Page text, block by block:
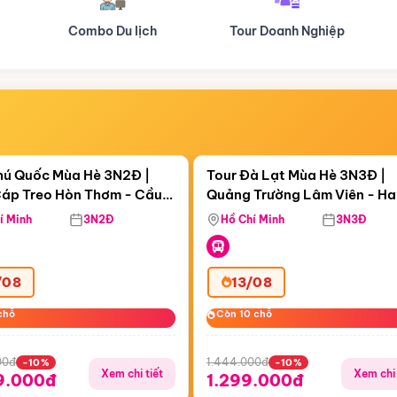
Tour Doanh Nghiệp Du lịch Hành Hương
18:59:10
Treo Hòn Thơm
Quốc Mùa Hè 3N2Đ |
Treo Hòn Thơm - Cầu
Viên Nước Aquatopia
Minh 3N2Đ
-10%
Xem chi tiết
Còn05 ngày 18:59:10
Tour Đà Lạt Mùa Hè 3N3Đ |
Quảng Trường Lâm Viên -
Hill - Puppy Farm
Hồ Chí Minh 3N3Đ
13/08
Còn 10 chỗ
Còn 10 chỗ
1.444.000đ -10%
1.299.000đ Xem